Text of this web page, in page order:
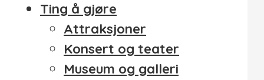
Ting å gjøre
Attraksjoner
Konsert og teater
Museum og galleri